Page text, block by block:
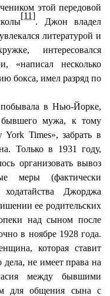
этой передовой
[11]
. Джон владел
литературой и
интересовался
«написал несколько
бокса, имел разряд по
в Нью-Йорке,
бывшего мужа, к тому
Times», забрать в
Только в 1931 году,
организовать вывоз
меры (фактически
Джорджа
ее родительских
над сыном после
в ноябре 1928 года.
которая ставит
не имеет права на
между бывшими
для общения сына с